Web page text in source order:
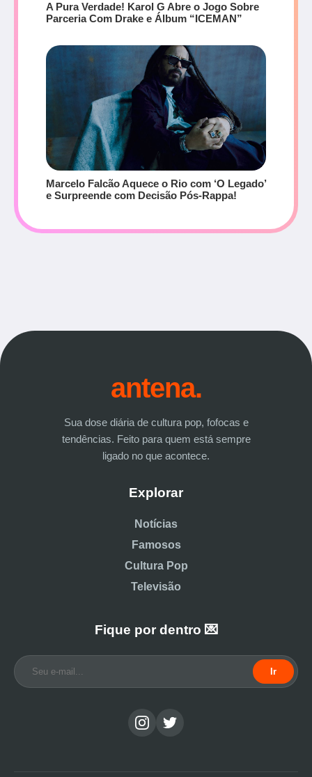
A Pura Verdade! Karol G Abre o Jogo Sobre
Parceria Com Drake e Álbum “ICEMAN”
Marcelo Falcão Aquece o Rio com ‘O Legado’
e Surpreende com Decisão Pós-Rappa!
antena.
Sua dose diária de cultura pop, fofocas e
tendências. Feito para quem está sempre
ligado no que acontece.
Explorar
Notícias
Famosos
Cultura Pop
Televisão
Fique por dentro 💌
Ir